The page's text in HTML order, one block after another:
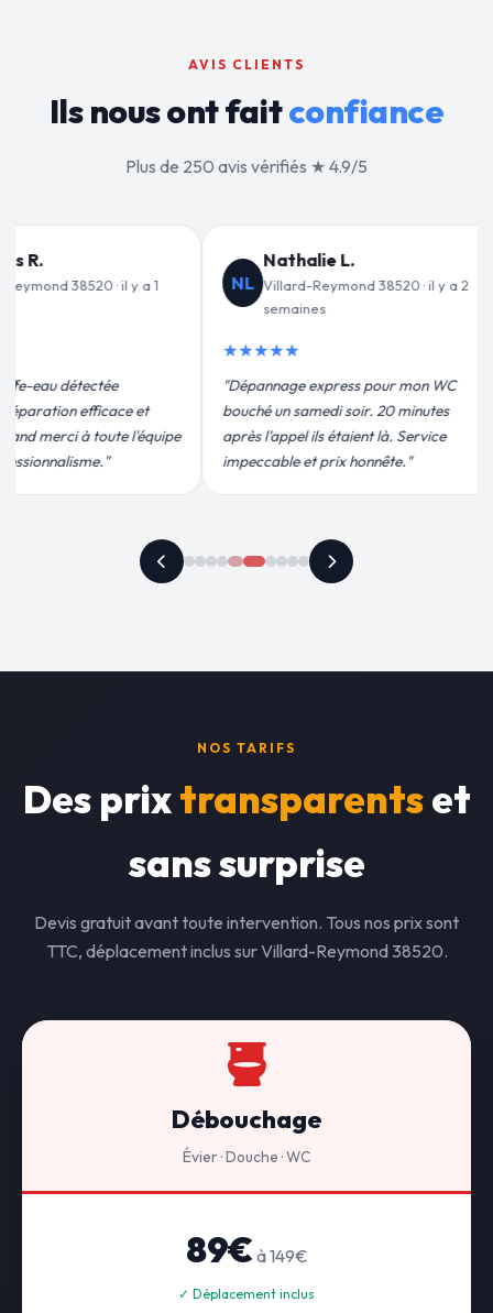
AVIS CLIENTS
Ils nous ont faitconfiance
Plus de 250 avis vérifiés ★ 4.9/5
· il y a 2
mon WC
20 minutes
là. Service
Jean-François C.
Villard-Reymond 38520 · il y a 3
semaines
★★★★★
"Remplacement de mon chauffe-eau en
moins de 2h. Équipe très pro, devis
conforme, chantier propre. Je
recommande vivement."
NOS TARIFS
Des prixtransparentset
sans surprise
Devis gratuit avant toute intervention. Tous nos prix sont
TTC, déplacement inclus sur Villard-Reymond 38520.
Débouchage
Évier · Douche · WC
89€ à 149€
✓ Déplacement inclus